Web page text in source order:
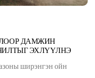
ДАМЖИН
ЭХЛҮҮЛНЭ
ширэнгэн ойн